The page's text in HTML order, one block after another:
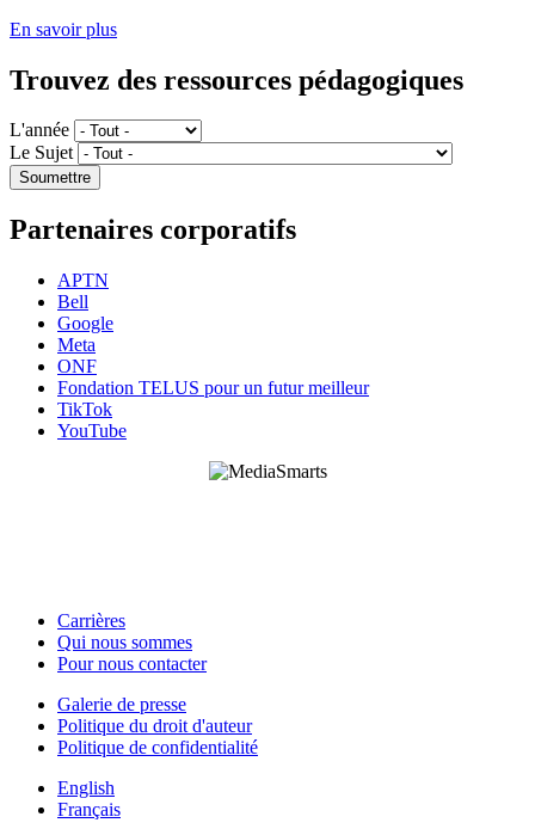
En savoir plus
Trouvez des ressources pédagogiques
L'année
Le Sujet
Partenaires corporatifs
APTN
Bell
Google
Meta
ONF
Fondation TELUS pour un futur meilleur
TikTok
YouTube
Footer
This
Site
Carrières
Qui nous sommes
Pour nous contacter
Footer
About
Galerie de presse
Politique du droit d'auteur
Politique de confidentialité
English
Français